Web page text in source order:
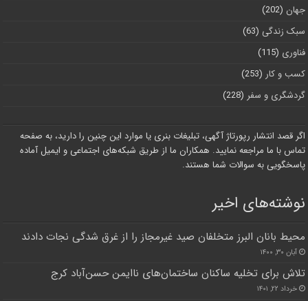
جهان (202)
سبک زندگی (63)
فناوری (115)
کسب و کار (253)
گردشگری و سفر (228)
اگر قصد انتشار رپورتاژ آگهی، تبلیغات بنری یا موارد این چنین را دارید، به صفحه
تماس با ما مراجعه نمایید. همکاران ما از طریق شبکه‌های اجتماعی و ایمیل آماده
پاسخگویی به سوالات شما هستند.
نوشته‌های اخیر
محیط بانان البرز متخلفان صید غیرمجاز را از غرق شدگی نجات دادند
آبان ۳۰, ۱۴۰۰
تلاش برای تخلیه ساکنان ساختمان‌های ناایمن حسن‌آباد کرج
خرداد ۲۲, ۱۴۰۱